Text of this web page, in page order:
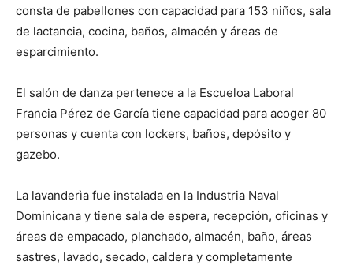
consta de pabellones con capacidad para 153 niños, sala
de lactancia, cocina, baños, almacén y áreas de
esparcimiento.
El salón de danza pertenece a la Escueloa Laboral
Francia Pérez de García tiene capacidad para acoger 80
personas y cuenta con lockers, baños, depósito y
gazebo.
La lavanderìa fue instalada en la Industria Naval
Dominicana y tiene sala de espera, recepción, oficinas y
áreas de empacado, planchado, almacén, baño, áreas
sastres, lavado, secado, caldera y completamente